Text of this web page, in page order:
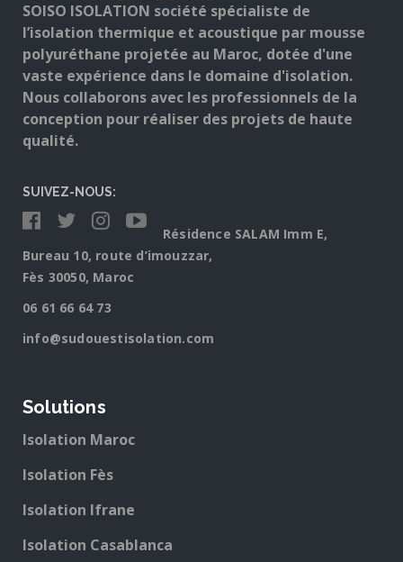
SOISO ISOLATION société spécialiste de
l’isolation thermique et acoustique par mousse
polyuréthane projetée au Maroc, dotée d'une
vaste expérience dans le domaine d'isolation.
Nous collaborons avec les professionnels de la
conception pour réaliser des projets de haute
qualité.
SUIVEZ-NOUS:
Résidence SALAM Imm E,
Bureau 10, route d’imouzzar,
Fès 30050, Maroc
06 61 66 64 73
info@sudouestisolation.com
Solutions
Isolation Maroc
Isolation Fès
Isolation Ifrane
Isolation Casablanca